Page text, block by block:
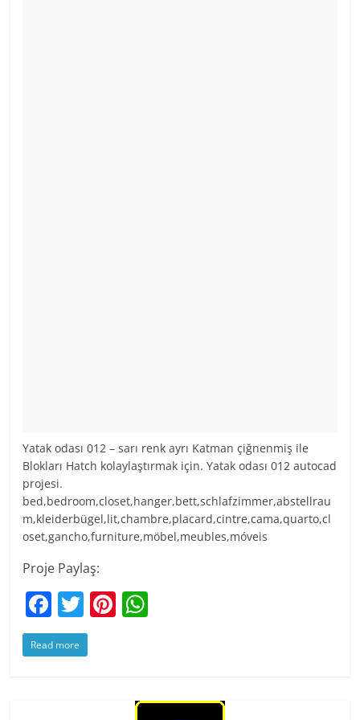
Yatak odası 012 – sarı renk ayrı Katman çiğnenmiş ile
Blokları Hatch kolaylaştırmak için. Yatak odası 012 autocad
projesi.
bed,bedroom,closet,hanger,bett,schlafzimmer,abstellrau
m,kleiderbügel,lit,chambre,placard,cintre,cama,quarto,cl
oset,gancho,furniture,möbel,meubles,móveis
Proje Paylaş:
F
a
c
T
w
itt
Pi
st A
Read more